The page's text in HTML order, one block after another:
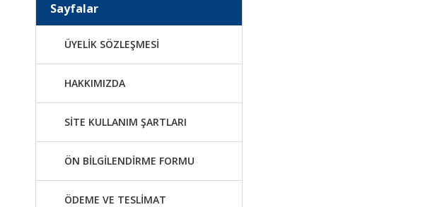
Sayfalar
ÜYELİK SÖZLEŞMESİ
HAKKIMIZDA
SİTE KULLANIM ŞARTLARI
ÖN BİLGİLENDİRME FORMU
ÖDEME VE TESLİMAT